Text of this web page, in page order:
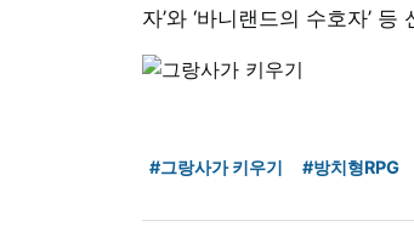
자’와 ‘바니랜드의 수호자’
#그랑사가 키우기 #방치형RPG